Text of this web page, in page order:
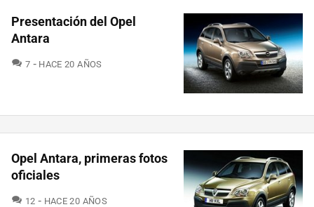
Presentación del Opel
Antara
7 COMENTARIOS
HACE 20 AÑOS
Opel Antara, primeras fotos
oficiales
12 COMENTARIOS
HACE 20 AÑOS